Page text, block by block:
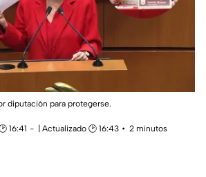
diputación para protegerse.
16:41 | Actualizado 🕑 16:43
2 minutos